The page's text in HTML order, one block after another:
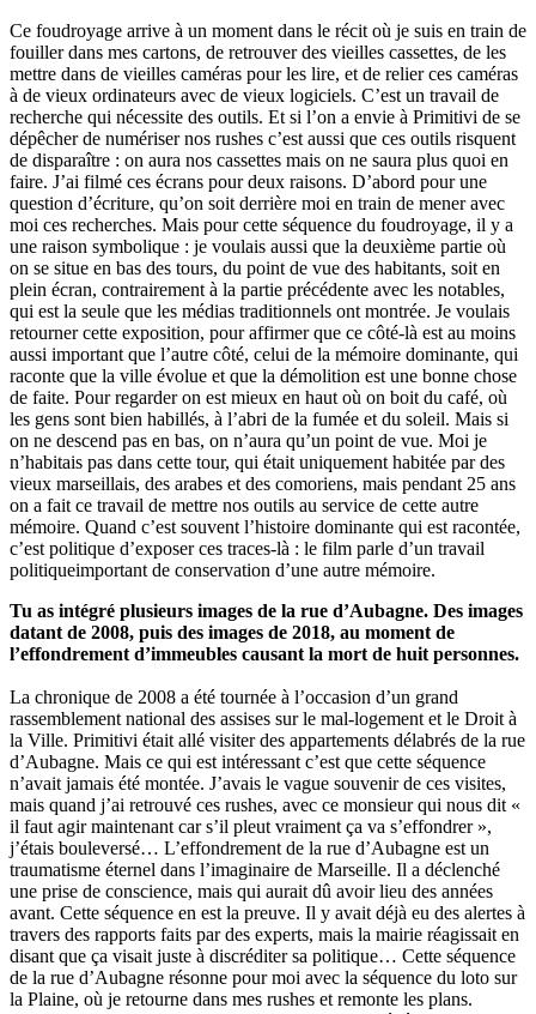
Ce foudroyage arrive à un moment dans le récit où je suis en train de
fouiller dans mes cartons, de retrouver des vieilles cassettes, de les
mettre dans de vieilles caméras pour les lire, et de relier ces caméras
à de vieux ordinateurs avec de vieux logiciels. C’est un travail de
recherche qui nécessite des outils. Et si l’on a envie à Primitivi de se
dépêcher de numériser nos rushes c’est aussi que ces outils risquent
de disparaître : on aura nos cassettes mais on ne saura plus quoi en
faire. J’ai filmé ces écrans pour deux raisons. D’abord pour une
question d’écriture, qu’on soit derrière moi en train de mener avec
moi ces recherches. Mais pour cette séquence du foudroyage, il y a
une raison symbolique : je voulais aussi que la deuxième partie où
on se situe en bas des tours, du point de vue des habitants, soit en
plein écran, contrairement à la partie précédente avec les notables,
qui est la seule que les médias traditionnels ont montrée. Je voulais
retourner cette exposition, pour affirmer que ce côté-là est au moins
aussi important que l’autre côté, celui de la mémoire dominante, qui
raconte que la ville évolue et que la démolition est une bonne chose
de faite. Pour regarder on est mieux en haut où on boit du café, où
les gens sont bien habillés, à l’abri de la fumée et du soleil. Mais si
on ne descend pas en bas, on n’aura qu’un point de vue. Moi je
n’habitais pas dans cette tour, qui était uniquement habitée par des
vieux marseillais, des arabes et des comoriens, mais pendant 25 ans
on a fait ce travail de mettre nos outils au service de cette autre
mémoire. Quand c’est souvent l’histoire dominante qui est racontée,
c’est politique d’exposer ces traces-là : le film parle d’un travail
politiqueimportant de conservation d’une autre mémoire.
Tu as intégré plusieurs images de la rue d’Aubagne. Des images
datant de 2008, puis des images de 2018, au moment de
l’effondrement d’immeubles causant la mort de huit personnes.
La chronique de 2008 a été tournée à l’occasion d’un grand
rassemblement national des assises sur le mal-logement et le Droit à
la Ville. Primitivi était allé visiter des appartements délabrés de la rue
d’Aubagne. Mais ce qui est intéressant c’est que cette séquence
n’avait jamais été montée. J’avais le vague souvenir de ces visites,
mais quand j’ai retrouvé ces rushes, avec ce monsieur qui nous dit «
il faut agir maintenant car s’il pleut vraiment ça va s’effondrer »,
j’étais bouleversé… L’effondrement de la rue d’Aubagne est un
traumatisme éternel dans l’imaginaire de Marseille. Il a déclenché
une prise de conscience, mais qui aurait dû avoir lieu des années
avant. Cette séquence en est la preuve. Il y avait déjà eu des alertes à
travers des rapports faits par des experts, mais la mairie réagissait en
disant que ça visait juste à discréditer sa politique… Cette séquence
de la rue d’Aubagne résonne pour moi avec la séquence du loto sur
la Plaine, où je retourne dans mes rushes et remonte les plans.